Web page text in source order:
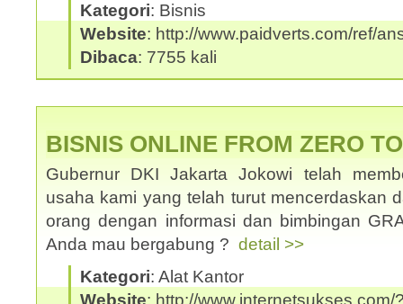
Kategori: Bisnis
Website: http://www.paidverts.com/ref/
Dibaca: 7755 kali
BISNIS ONLINE FROM ZERO
Gubernur DKI Jakarta Jokowi telah
usaha kami yang telah turut mencerdaskan
orang dengan informasi dan bimbingan
Anda mau bergabung ? detail >>
Kategori: Alat Kantor
Website: http://www.internetsukses.com/